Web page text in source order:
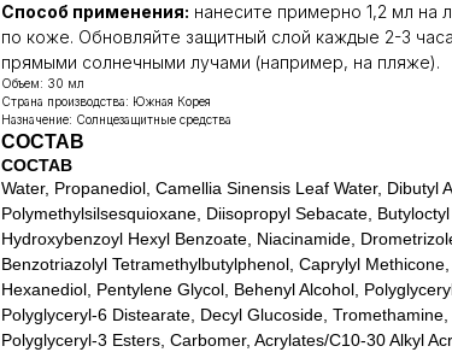
Способ применения: нанесите примерно 1,2 мл на
по коже. Обновляйте защитный слой каждые 2-3
прямыми солнечными лучами (например, на пляже).
Объем: 30 мл
Страна производства: Южная Корея
Назначение: Солнцезащитные средства
СОСТАВ
СОСТАВ
Water, Propanediol, Camellia Sinensis Leaf Water, Dibutyl
Polymethylsilsesquioxane, Diisopropyl Sebacate,
Hydroxybenzoyl Hexyl Benzoate, Niacinamide,
Benzotriazolyl Tetramethylbutylphenol, Caprylyl
Hexanediol, Pentylene Glycol, Behenyl Alcohol,
Polyglyceryl-6 Distearate, Decyl Glucoside,
Polyglyceryl-3 Esters, Carbomer, Acrylates/C10-30 Alkyl